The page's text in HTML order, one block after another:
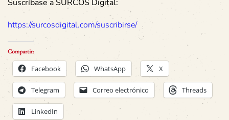
Suscríbase a SURCOS Digital:
https://surcosdigital.com/suscribirse/
Compartir:
Facebook WhatsApp X
Telegram Correo electrónico Threads
LinkedIn